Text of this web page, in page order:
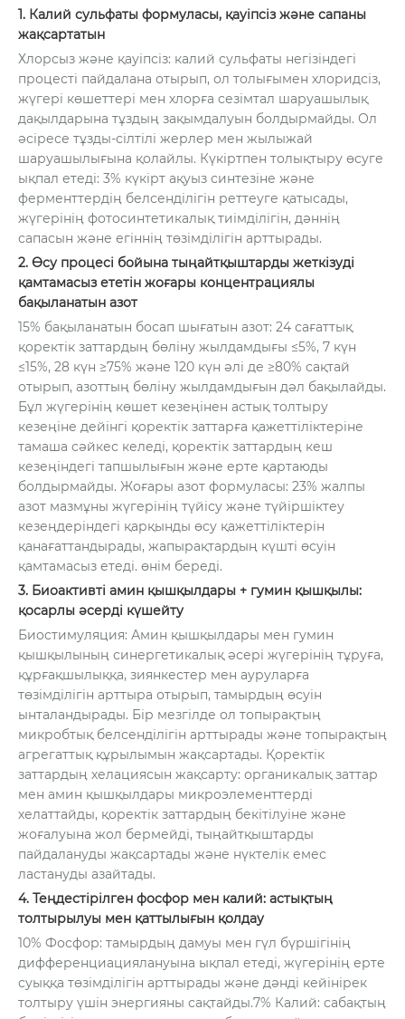
1. Калий сульфаты формуласы, қауіпсіз және сапаны
жақсартатын
Хлорсыз және қауіпсіз: калий сульфаты негізіндегі
процесті пайдалана отырып, ол толығымен хлоридсіз,
жүгері көшеттері мен хлорға сезімтал шаруашылық
дақылдарына тұздың зақымдалуын болдырмайды. Ол
әсіресе тұзды-сілтілі жерлер мен жылыжай
шаруашылығына қолайлы. Күкіртпен толықтыру өсуге
ықпал етеді: 3% күкірт ақуыз синтезіне және
ферменттердің белсенділігін реттеуге қатысады,
жүгерінің фотосинтетикалық тиімділігін, дәннің
сапасын және егіннің төзімділігін арттырады.
2. Өсу процесі бойына тыңайтқыштарды жеткізуді
қамтамасыз ететін жоғары концентрациялы
бақыланатын азот
15% бақыланатын босап шығатын азот: 24 сағаттық
қоректік заттардың бөліну жылдамдығы ≤5%, 7 күн
≤15%, 28 күн ≥75% және 120 күн әлі де ≥80% сақтай
отырып, азоттың бөліну жылдамдығын дәл бақылайды.
Бұл жүгерінің көшет кезеңінен астық толтыру
кезеңіне дейінгі қоректік заттарға қажеттіліктеріне
тамаша сәйкес келеді, қоректік заттардың кеш
кезеңіндегі тапшылығын және ерте қартаюды
болдырмайды. Жоғары азот формуласы: 23% жалпы
азот мазмұны жүгерінің түйісу және түйіршіктеу
кезеңдеріндегі қарқынды өсу қажеттіліктерін
қанағаттандырады, жапырақтардың күшті өсуін
қамтамасыз етеді. өнім береді.
3. Биоактивті амин қышқылдары + гумин қышқылы:
қосарлы әсерді күшейту
Биостимуляция: Амин қышқылдары мен гумин
қышқылының синергетикалық әсері жүгерінің тұруға,
құрғақшылыққа, зиянкестер мен ауруларға
төзімділігін арттыра отырып, тамырдың өсуін
ынталандырады. Бір мезгілде ол топырақтың
микробтық белсенділігін арттырады және топырақтың
агрегаттық құрылымын жақсартады. Қоректік
заттардың хелациясын жақсарту: органикалық заттар
мен амин қышқылдары микроэлементтерді
хелаттайды, қоректік заттардың бекітілуіне және
жоғалуына жол бермейді, тыңайтқыштарды
пайдалануды жақсартады және нүктелік емес
ластануды азайтады.
4. Теңдестірілген фосфор мен калий: астықтың
толтырылуы мен қаттылығын қолдау
10% Фосфор: тамырдың дамуы мен гүл бүршігінің
дифференциациялануына ықпал етеді, жүгерінің ерте
суыққа төзімділігін арттырады және дәнді кейінірек
толтыру үшін энергияны сақтайды.7% Калий: сабақтың